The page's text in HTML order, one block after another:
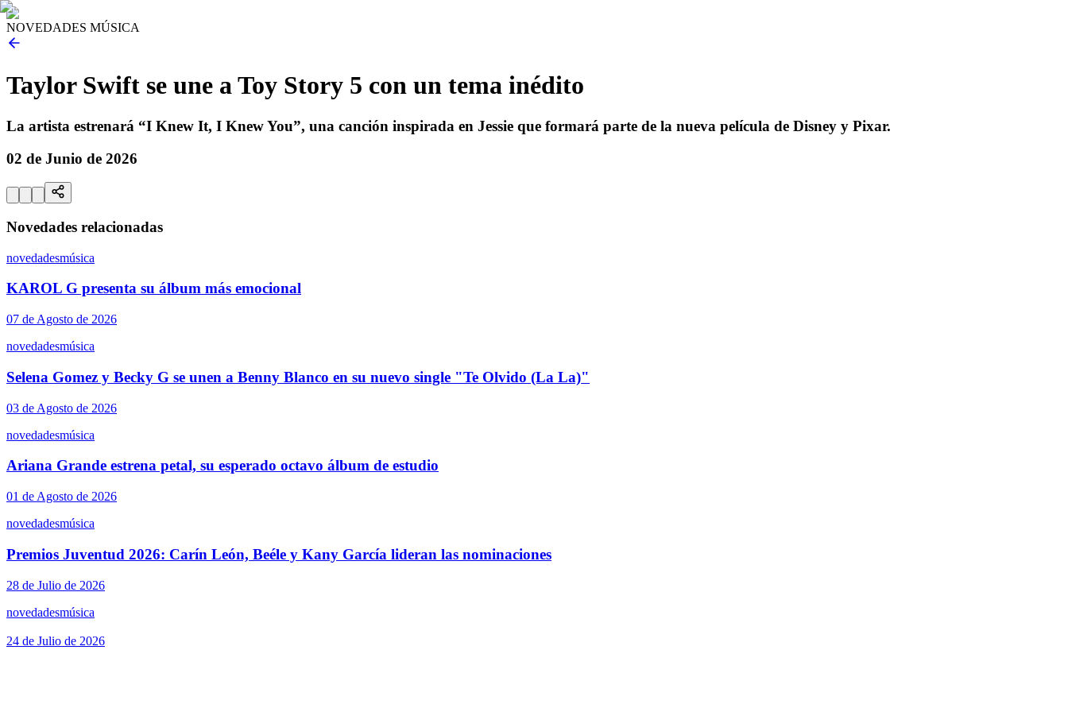
NOVEDADES MÚSICA
Taylor Swift se une a Toy Story 5 con un tema inédito
La artista estrenará “I Knew It, I Knew You”, una canción inspirada en Jessie que formará parte de la nueva película de Disney y Pixar.
02 de Junio de 2026
Novedades relacionadas
novedadesmúsica
KAROL G presenta su álbum más emocional
07 de Agosto de 2026
novedadesmúsica
Selena Gomez y Becky G se unen a Benny Blanco en su nuevo single "Te Olvido (La La)"
03 de Agosto de 2026
novedadesmúsica
Ariana Grande estrena petal, su esperado octavo álbum de estudio
01 de Agosto de 2026
novedadesmúsica
Premios Juventud 2026: Carín León, Beéle y Kany García lideran las nominaciones
28 de Julio de 2026
novedadesmúsica
24 de Julio de 2026